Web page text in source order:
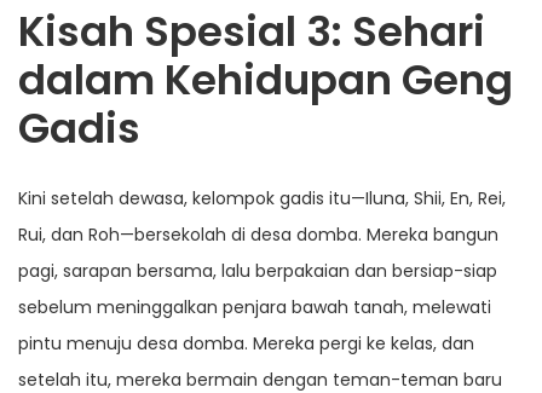
Kisah Spesial 3: Sehari
dalam Kehidupan Geng
Gadis
Kini setelah dewasa, kelompok gadis itu—Iluna, Shii, En, Rei,
Rui, dan Roh—bersekolah di desa domba. Mereka bangun
pagi, sarapan bersama, lalu berpakaian dan bersiap-siap
sebelum meninggalkan penjara bawah tanah, melewati
pintu menuju desa domba. Mereka pergi ke kelas, dan
setelah itu, mereka bermain dengan teman-teman baru